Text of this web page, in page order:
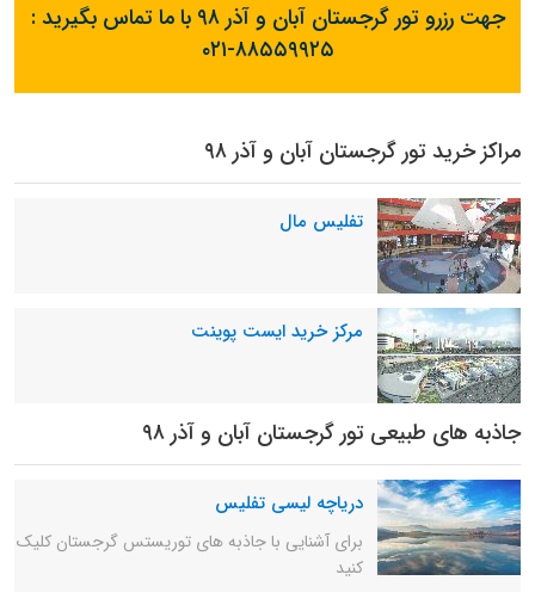
جهت رزرو تور گرجستان آبان و آذر ۹۸ با ما تماس بگیرید :
۰۲۱-۸۸۵۵۹۹۲۵
مراکز خرید تور گرجستان آبان و آذر ۹۸
تفلیس مال
مرکز خرید ایست پوینت
جاذبه های طبیعی تور گرجستان آبان و آذر ۹۸
دریاچه لیسی تفلیس
برای آشنایی با جاذبه های توریستس گرجستان کلیک
کنید